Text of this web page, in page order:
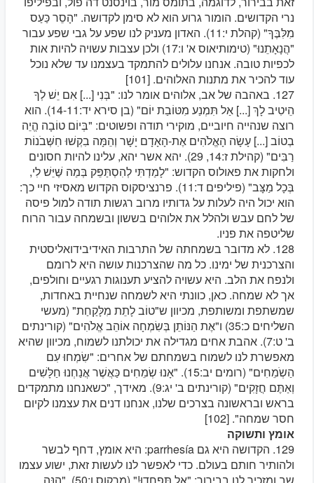
נרי הקדושים. הומור גרוע הוא לא סימן לקדושה. "הָסֵר כַּעַס
מִלִּבֶּךָ" (קהלת י:11). האדון מעניק לנו שפע על גבי שפע עבור
"הֲנָאָתֵנוּ" (טימותיאוס א' ו:17) ולכן עצבות עשויה להיות אות
לכפיות טובה. אנחנו עלולים להתמקד בעצמנו עד שלא נוכל
עוד להכיר את מתנות האלוהים. [101]
127. באהבה של אב, אלוהים אומר לנו: "בְּנִי [...] אִם יֵשׁ לְךָ
הֵיטִיב לָךְ [...] אַל תִּמְנַע מִטּוֹבַת יוֹם" (בן סירא יד:14-11). הוא
רוצה שנהייה חיוביים, מוקירי תודה ופשוטים: "בְּיוֹם טוֹבָה הֱיֵה
בְטוֹב [...] עָשָׂה הָאֱלֹהִים אֶת-הָאָדָם יָשָׁר וְהֵמָּה בִקְשׁוּ חִשְּׁבֹנוֹת
רַבִּים" (קהילת ז:14, 29). יהא אשר יהא, עלינו להיות חסונים
ולחקות את פאולוס הקדוש: "לָמַדְתִּי לְהִסְתַּפֵּק בְּמַה שֶּׁיֵּשׁ לִי,
בְּכָל מַצָּב" (פיליפים ד:11). פרנציסקוס הקדוש מאסיזי חיי כך:
הוא יכול היה לעלות על גדותיו מרוב רגשות תודה למול פיסה
של לחם עבש ולהלל את אלוהים בששון ובשמחה עבור הרוח
שליטפה את פניו.
128. לא מדובר בשמחתה של התרבות האידיבידואליסטית
והצרכנית של ימינו. כל מה שהצרכנות עושה היא לרומם
ולנפח את הלב. היא עשויה להציע תענוגות רגעיים וחולפים,
אך לא שמחה. כאן, כוונתי היא לשמחה שנחיית באחדות,
שמשתפת ומשותפת, מכיוון ש"טוֹב לָתֵת מִלָּקַחַת" (מעשי
השליחים כ:35) ו"אֶת הַנּוֹתֵן בְּשִׂמְחָה אוֹהֵב אֱלֹהִים" (קורינתים
ב' ט:7). אהבת אחים מגדילה את יכולתנו לשמוח, מכיוון שהיא
מאפשרת לנו לשמוח בשמחתם של אחרים: "שִׂמְחוּ עִם
הַשְֹמֵחִים" (רומים יב:15). "אָנוּ שְׂמֵחִים כַּאֲשֶׁר אֲנַחְנוּ חַלָּשִׁים
וְאַתֶּם חֲזָקִים" (קורינתים ב' יג:9). מאידך, "כשאנחנו מתמקדים
בראש ובראשונה בצרכים שלנו, אנחנו דנים את עצמנו לקיום
חסר שמחה". [102]
אומץ ותשוקה
129. הקדושה היא גם parrhesía: היא אומץ, דחף לבשר
ולהותיר חותם בעולם. כדי לאפשר לנו לעשות זאת, ישוע עצמו